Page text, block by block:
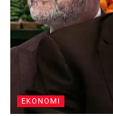
EKONOMI